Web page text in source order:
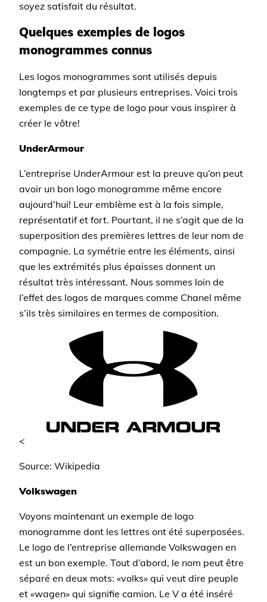
soyez satisfait du résultat.
Quelques exemples de logos
monogrammes connus
Les logos monogrammes sont utilisés depuis
longtemps et par plusieurs entreprises. Voici trois
exemples de ce type de logo pour vous inspirer à
créer le vôtre!
UnderArmour
L’entreprise UnderArmour est la preuve qu’on peut
avoir un bon logo monogramme même encore
aujourd’hui! Leur emblème est à la fois simple,
représentatif et fort. Pourtant, il ne s’agit que de la
superposition des premières lettres de leur nom de
compagnie. La symétrie entre les éléments, ainsi
que les extrémités plus épaisses donnent un
résultat très intéressant. Nous sommes loin de
l’effet des logos de marques comme Chanel même
s’ils très similaires en termes de composition.
<
Source: Wikipedia
Volkswagen
Voyons maintenant un exemple de logo
monogramme dont les lettres ont été superposées.
Le logo de l’entreprise allemande Volkswagen en
est un bon exemple. Tout d’abord, le nom peut être
séparé en deux mots: «volks» qui veut dire peuple
et «wagen» qui signifie camion. Le V a été inséré